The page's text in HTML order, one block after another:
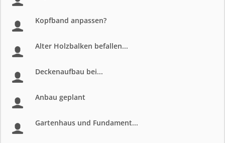
Kopfband anpassen?
Alter Holzbalken befallen...
Deckenaufbau bei...
Anbau geplant
Gartenhaus und Fundament...